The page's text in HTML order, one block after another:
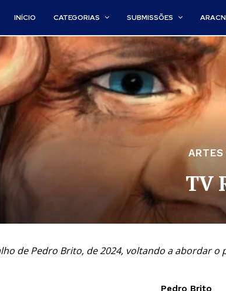
INÍCIO CATEGORIAS SUBMISSÕES
TV
de Pedro Brito, de 2024, voltando a abordar
Pedro Brito